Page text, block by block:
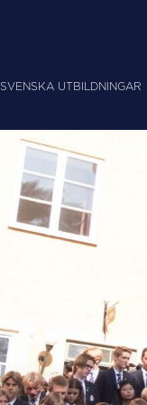
SVENSKA UTBILDNINGAR